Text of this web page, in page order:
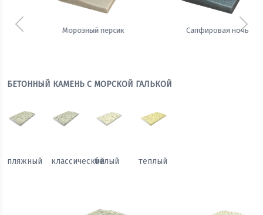
Сапфировая ночь Теплый жемчуг
Предыдущий
БЕТОННЫЙ КАМЕНЬ С МОРСКОЙ ГАЛЬКОЙ
пляжный классическийбелый теплый